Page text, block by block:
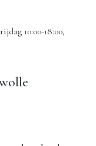
10:00-18:00,